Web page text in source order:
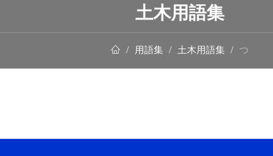
土木用語集
用語集 土木用語集 つ